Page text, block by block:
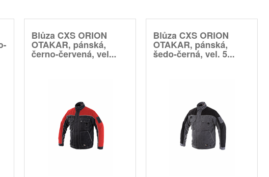
Blůza CXS ORION
OTAKAR, pánská,
černo-červená, vel...
Blůza CXS ORION
OTAKAR, pánská,
šedo-černá, vel. 5...